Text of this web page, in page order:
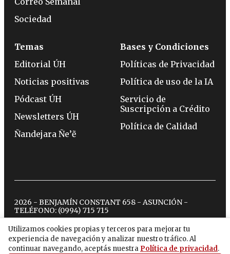
Utilizamos cookies propias y terceros para mejorar tu
experiencia de navegación y analizar nuestro tráfico. Al
continuar navegando, aceptás nuestra Política de privacidad.
Sociedad
Temas
Editorial ÚH
Noticias positivas
Pódcast ÚH
Newsletters ÚH
Ñandejara Ñe’ẽ
Bases y Condiciones
Políticas de Privacidad
Política de uso de la IA
Servicio de
Suscripción a Crédito
Política de Calidad
2026 - BENJAMÍN CONSTANT 658 - ASUNCIÓN -
TELÉFONO: (0994) 715 715
twitterinstagram
facebook
tiktokyoutubespotify